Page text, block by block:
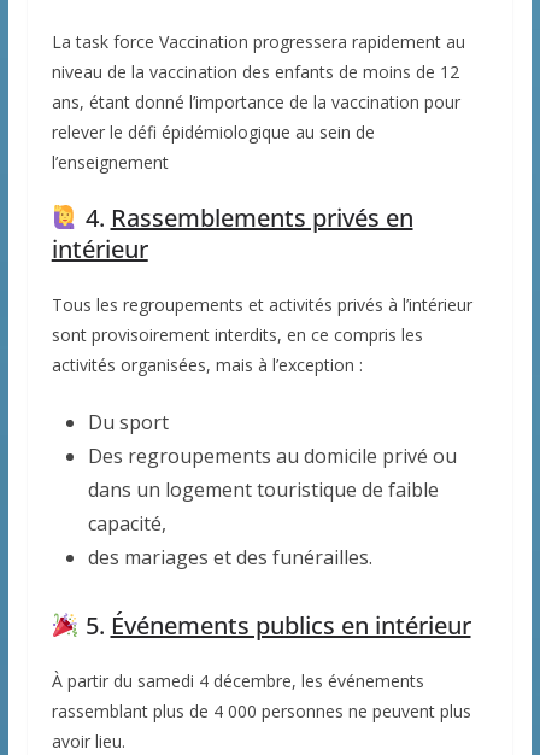
La task force Vaccination progressera rapidement au
niveau de la vaccination des enfants de moins de 12
ans, étant donné l’importance de la vaccination pour
relever le défi épidémiologique au sein de
l’enseignement
4. Rassemblements privés en
intérieur
Tous les regroupements et activités privés à l’intérieur
sont provisoirement interdits, en ce compris les
activités organisées, mais à l’exception :
Du sport
Des regroupements au domicile privé ou
dans un logement touristique de faible
capacité,
des mariages et des funérailles.
5. Événements publics en intérieur
À partir du samedi 4 décembre, les événements
rassemblant plus de 4 000 personnes ne peuvent plus
avoir lieu.